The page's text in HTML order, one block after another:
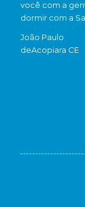
você com a
dormir com a
João Paulo
deAcopiara CE